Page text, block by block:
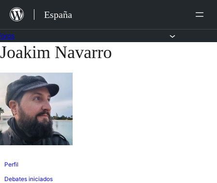
Saltar
contenido
España
Saltar
contenido
Joakim Navarro
Perfil
Debates iniciados